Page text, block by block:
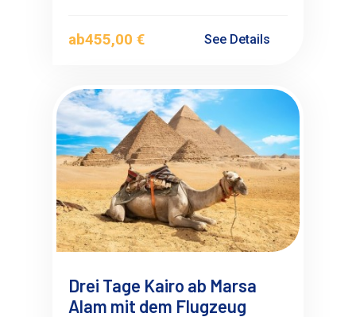
ab455,00 € See Details
Drei Tage Kairo ab Marsa
Alam mit dem Flugzeug